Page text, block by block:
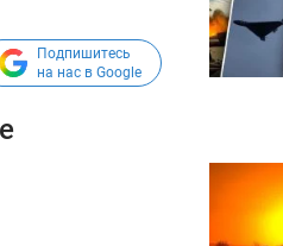
Подпишитесь
на нас в Google